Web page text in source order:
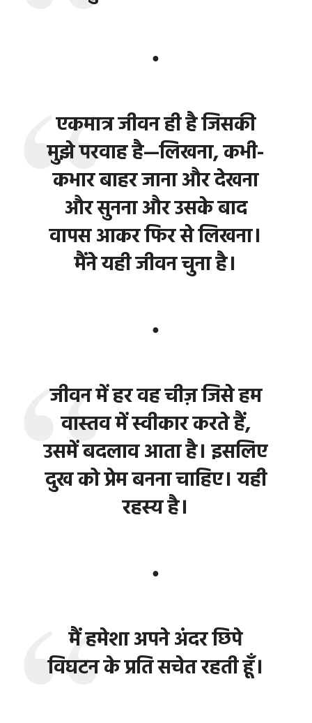
●
एकमात्र जीवन ही है जिसकी
मुझे परवाह है—लिखना, कभी-
कभार बाहर जाना और देखना
और सुनना और उसके बाद
वापस आकर फिर से लिखना।
मैंने यही जीवन चुना है।
●
जीवन में हर वह चीज़ जिसे हम
वास्तव में स्वीकार करते हैं,
उसमें बदलाव आता है। इसलिए
दुख को प्रेम बनना चाहिए। यही
रहस्य है।
●
मैं हमेशा अपने अंदर छिपे
विघटन के प्रति सचेत रहती हूँ।